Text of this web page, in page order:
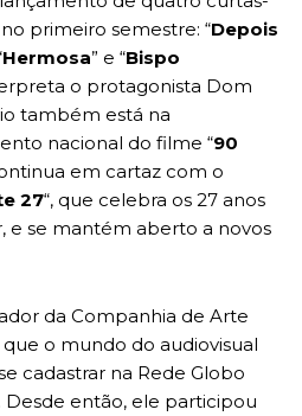
primeiro semestre: “Depois
Hermosa” e “Bispo
o protagonista Dom
também está na
nacional do filme “90
em cartaz com o
27“, que celebra os 27 anos
e se mantém aberto a novos
da Companhia de Arte
o mundo do audiovisual
cadastrar na Rede Globo
então, ele participou